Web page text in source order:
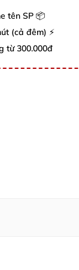
tên SP 📦
(cả đêm) ⚡
từ 300.000đ